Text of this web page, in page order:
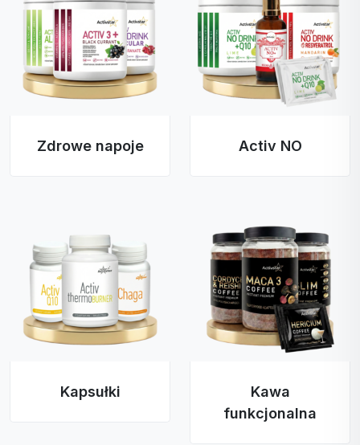
Zdrowe napoje Activ NO
Kapsułki
Kawa
funkcjonalna